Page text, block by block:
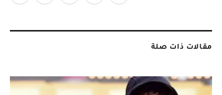
مقالات ذات صلة